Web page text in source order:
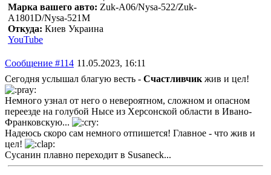
Марка вашего авто: Zuk-A06/Nysa-522/Zuk-
A1801D/Nysa-521M
Откуда: Киев Украина
YouTube
Сообщение #114 11.05.2023, 16:11
Сегодня услышал благую весть - Счастливчик жив и цел!
Немного узнал от него о невероятном, сложном и опасном
переезде на голубой Нысе из Херсонской области в Ивано-
Франковскую...
Надеюсь скоро сам немного отпишется! Главное - что жив и
цел!
Сусанин плавно переходит в Susaneck...